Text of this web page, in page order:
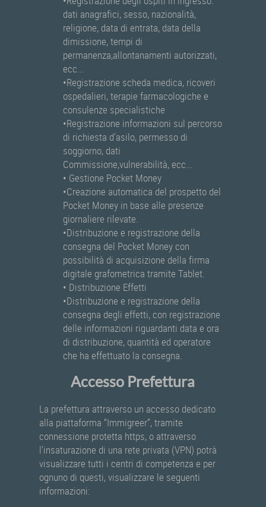
dati anagrafici, sesso, nazionalità,
religione, data di entrata, data della
dimissione, tempi di
permanenza,allontanamenti autorizzati,
ecc...
•Registrazione scheda medica, ricoveri
ospedalieri, terapie farmacologiche e
consulenze specialistiche
•Registrazione informazioni sul percorso
di richiesta d’asilo, permesso di
soggiorno, dati
Commissione,vulnerabilità, ecc...
• Gestione Pocket Money
•Creazione automatica del prospetto del
Pocket Money in base alle presenze
giornaliere rilevate.
•Distribuzione e registrazione della
consegna del Pocket Money con
possibilità di acquisizione della firma
digitale grafometrica tramite Tablet.
• Distribuzione Effetti
•Distribuzione e registrazione della
consegna degli effetti, con registrazione
delle informazioni riguardanti data e ora
di distribuzione, quantità ed operatore
che ha effettuato la consegna.
Accesso Prefettura
La prefettura attraverso un accesso dedicato
alla piattaforma “Immigreer”, tramite
connessione protetta https, o attraverso
l'insaturazione di una rete privata (VPN) potrà
visualizzare tutti i centri di competenza e per
ognuno di questi, visualizzare le seguenti
informazioni: